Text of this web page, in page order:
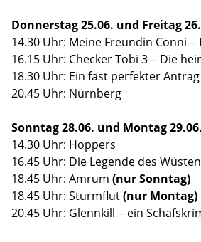
Donnerstag 25.06. und Freitag
14.30 Uhr: Meine Freundin Conni –
16.15 Uhr: Checker Tobi 3 – Die
18.30 Uhr: Ein fast perfekter Antrag
20.45 Uhr: Nürnberg
Sonntag 28.06. und Montag 29.06.
14.30 Uhr: Hoppers
16.45 Uhr: Die Legende des
18.45 Uhr: Amrum (nur Sonntag)
18.45 Uhr: Sturmflut(nur Montag)
20.45 Uhr: Glennkill – ein